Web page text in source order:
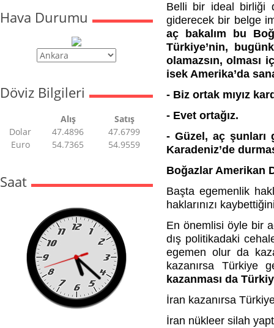
Hava Durumu
Döviz Bilgileri
Alış
Satış
Dolar
47.4896
47.6799
Euro
54.7365 54.9559
Saat
Belli bir ideal birliği
giderecek bir belge
aç bakalım bu
Türkiye’nin,
olamazsın, olması
isek Amerika’da
- Biz ortak mıyız
- Evet ortağız.
- Güzel, aç şunları
Karadeniz’de
Boğazlar Amerikan
Başta egemenlik
haklarınızı
En önemlisi öyle bir
dış politikadaki
egemen olur da
kazanırsa Türkiye
kazanması da
İran kazanırsa
İran nükleer silah